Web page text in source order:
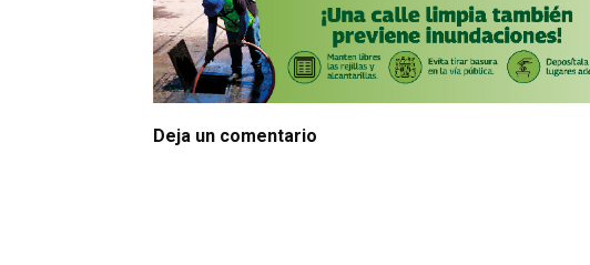
Deja un comentario